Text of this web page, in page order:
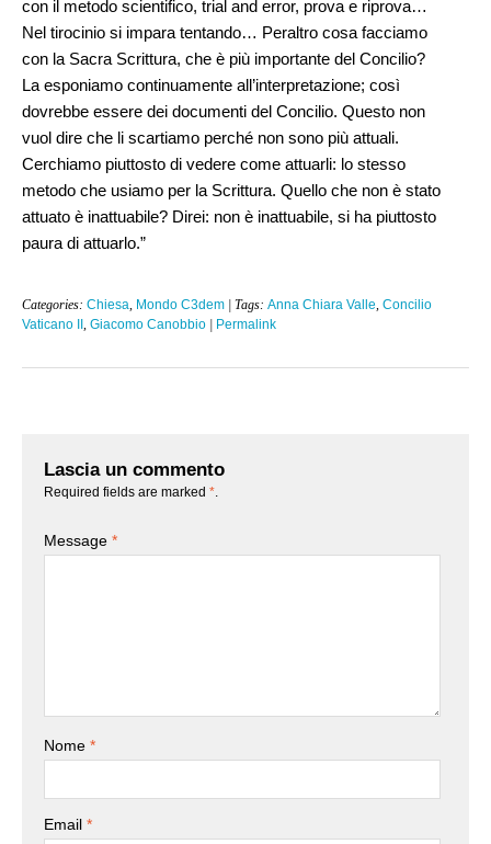
con il metodo scientifico, trial and error, prova e riprova…
Nel tirocinio si impara tentando… Peraltro cosa facciamo
con la Sacra Scrittura, che è più importante del Concilio?
La esponiamo continuamente all’interpretazione; così
dovrebbe essere dei documenti del Concilio. Questo non
vuol dire che li scartiamo perché non sono più attuali.
Cerchiamo piuttosto di vedere come attuarli: lo stesso
metodo che usiamo per la Scrittura. Quello che non è stato
attuato è inattuabile? Direi: non è inattuabile, si ha piuttosto
paura di attuarlo.”
Categories: Chiesa Mondo C3dem | Tags: Anna Chiara Valle Concilio
Vaticano II Giacomo Canobbio | Permalink
Lascia un commento
Required fields are marked *
Message *
Nome *
Email *